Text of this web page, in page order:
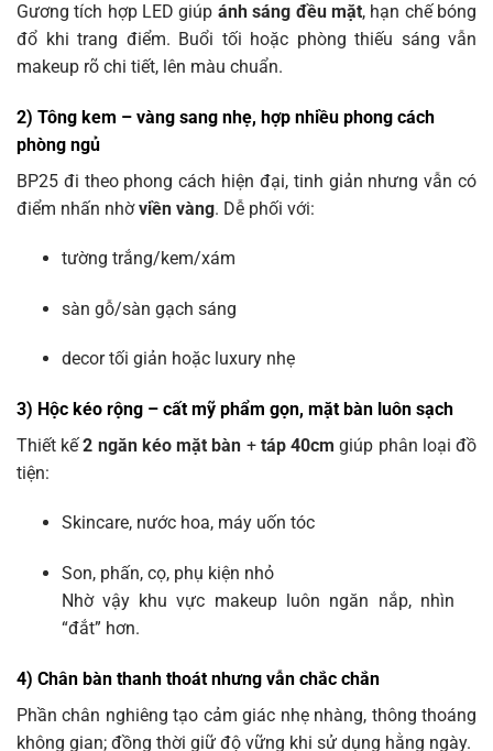
Gương tích hợp LED giúp ánh sáng đều mặt, hạn chế bóng
đổ khi trang điểm. Buổi tối hoặc phòng thiếu sáng vẫn
makeup rõ chi tiết, lên màu chuẩn.
2) Tông kem – vàng sang nhẹ, hợp nhiều phong cách
phòng ngủ
BP25 đi theo phong cách hiện đại, tinh giản nhưng vẫn có
điểm nhấn nhờviền vàng. Dễ phối với:
tường trắng/kem/xám
sàn gỗ/sàn gạch sáng
decor tối giản hoặc luxury nhẹ
3) Hộc kéo rộng – cất mỹ phẩm gọn, mặt bàn luôn sạch
Thiết kế2 ngăn kéo mặt bàn + táp 40cm giúp phân loại đồ
tiện:
Skincare, nước hoa, máy uốn tóc
Son, phấn, cọ, phụ kiện nhỏ
Nhờ vậy khu vực makeup luôn ngăn nắp, nhìn
“đắt” hơn.
4) Chân bàn thanh thoát nhưng vẫn chắc chắn
Phần chân nghiêng tạo cảm giác nhẹ nhàng, thông thoáng
không gian; đồng thời giữ độ vững khi sử dụng hằng ngày.